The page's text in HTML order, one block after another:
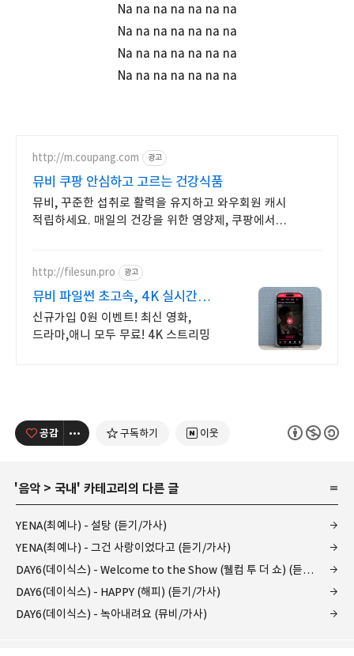
Na na na na na na na
Na na na na na na na
Na na na na na na na
Na na na na na na na
http://m.coupang.com 광고
뮤비 쿠팡 안심하고 고르는 건강식품
뮤비, 꾸준한 섭취로 활력을 유지하고 와우회원 캐시
적립하세요. 매일의 건강을 위한 영양제, 쿠팡에서
http://filesun.pro 광고
뮤비 파일썬 초고속, 4K 실시간
보기!
신규가입 0원 이벤트! 최신 영화,
드라마,애니 모두 무료! 4K 스트리밍
공감 구독하기 이웃
'음악 > 국내' 카테고리의 다른 글
YENA(최예나) - 설탕 (듣기/가사)
YENA(최예나) - 그건 사랑이었다고 (듣기/가사)
DAY6(데이식스) - Welcome to the Show (웰컴 투 더 쇼) (듣기/가사)
DAY6(데이식스) - HAPPY (해피) (듣기/가사)
DAY6(데이식스) - 녹아내려요 (뮤비/가사)